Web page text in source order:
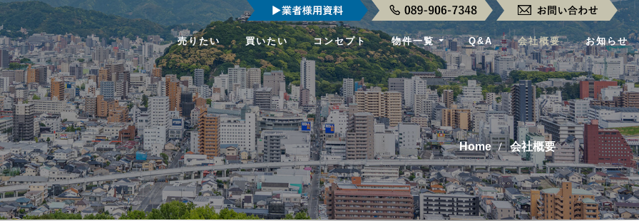
売りたい 買いたい コンセプト 物件一覧 Q&A 会社概要 お知らせ
Home 会社概要